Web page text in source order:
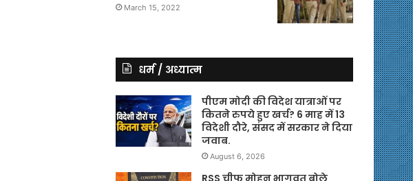
March 15, 2022
धर्म / अध्यात्म
पीएम मोदी की विदेश यात्राओं पर
कितने रुपये हुए खर्च? 6 माह में 13
विदेशी दौरे, संसद में सरकार ने दिया
जवाब.
August 6, 2026
RSS चीफ मोहन भागवत बोले